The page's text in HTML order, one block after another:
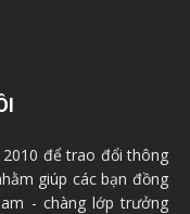
để trao đổi thông
giúp các bạn đồng
- chàng lớp trưởng